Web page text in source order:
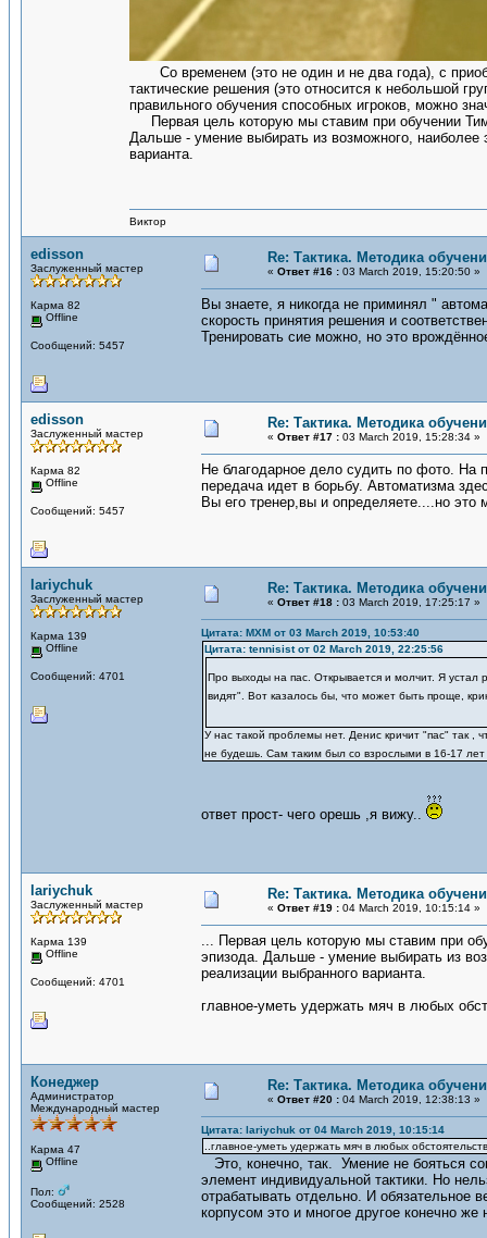
Со временем (это не один и не два года), с
тактические решения (это относится к небольшой
правильного обучения способных игроков, можно
Первая цель которую мы ставим при обучении
Дальше - умение выбирать из возможного, наиболее
варианта.
Виктор
edisson
Заслуженный мастер
Карма 82
Offline
Сообщений: 5457
Re: Тактика. Методика
« Ответ #16 : 03 March 2019, 15:20:50 »
Вы знаете, я никогда не приминял "
скорость принятия решения и
Тренировать сие можно, но это
edisson
Заслуженный мастер
Карма 82
Offline
Сообщений: 5457
Re: Тактика. Методика
« Ответ #17 : 03 March 2019, 15:28:34 »
Не благодарное дело судить по фото. На
передача идет в борьбу. Автоматизма
Вы его тренер,вы и определяете....но это
lariychuk
Заслуженный мастер
Карма 139
Offline
Сообщений: 4701
Re: Тактика. Методика
« Ответ #18 : 03 March 2019, 17:25:17 »
Цитата: MXM от 03 March 2019, 10:53:40
Цитата: tennisist от 02 March 2019, 22:25:56
Про выходы на пас. Открывается и молчит. Я устал
видят". Вот казалось бы, что может быть проще,
У нас такой проблемы нет. Денис кричит "пас" так
не будешь. Сам таким был со взрослыми в 16-17 лет
ответ прост- чего орешь ,я вижу..
lariychuk
Заслуженный мастер
Карма 139
Offline
Сообщений: 4701
Re: Тактика. Методика
« Ответ #19 : 04 March 2019, 10:15:14 »
... Первая цель которую мы ставим при
эпизода. Дальше - умение выбирать из
реализации выбранного варианта.
главное-уметь удержать мяч в любых
Конеджер
Администратор
Международный мастер
Карма 47
Offline
Пол:
Сообщений: 2528
Re: Тактика. Методика
« Ответ #20 : 04 March 2019, 12:38:13 »
Цитата: lariychuk от 04 March 2019, 10:15:14
..главное-уметь удержать мяч в любых
Это, конечно, так. Умение не бояться
элемент индивидуальной тактики. Но
отрабатывать отдельно. И обязательное
корпусом это и многое другое конечно